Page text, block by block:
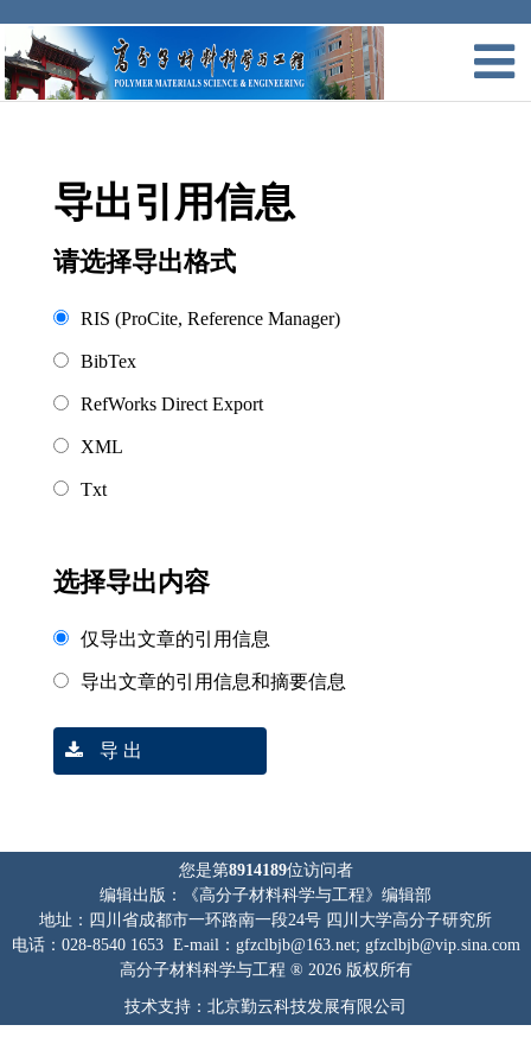
导出引用信息
请选择导出格式
RIS (ProCite, Reference Manager)
BibTex
RefWorks Direct Export
XML
Txt
选择导出内容
仅导出文章的引用信息
导出文章的引用信息和摘要信息
导 出
您是第8914189位访问者
编辑出版：《高分子材料科学与工程》编辑部
地址：四川省成都市一环路南一段24号 四川大学高分子研究所
电话：028-8540 1653 E-mail：gfzclbjb@163.net; gfzclbjb@vip.sina.com
高分子材料科学与工程 ® 2026 版权所有
技术支持：北京勤云科技发展有限公司